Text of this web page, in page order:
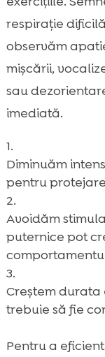
respirație
observăm
mișcării,
sau
imediată.
Diminuăm
pentru
Avoidăm
puternice pot
Creștem
trebuie să fie
Pentru a